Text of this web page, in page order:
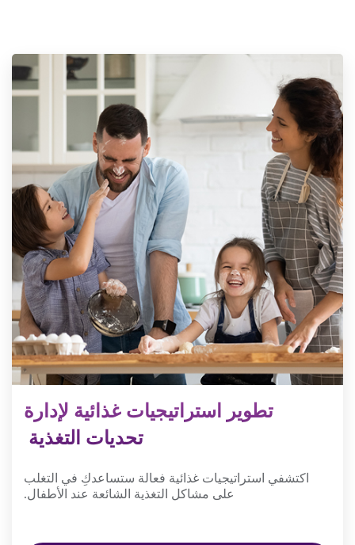
تطوير استراتيجيات غذائية لإدارة
تحديات التغذية
اكتشفي استراتيجيات غذائية فعالة ستساعدكِ في التغلب
على مشاكل التغذية الشائعة عند الأطفال.